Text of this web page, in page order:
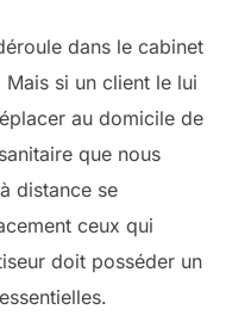
dans le cabinet
si un client le lui
au domicile de
que nous
distance se
ceux qui
doit posséder un